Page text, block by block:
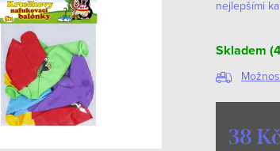
nejlepšími
Skladem
38 Kč